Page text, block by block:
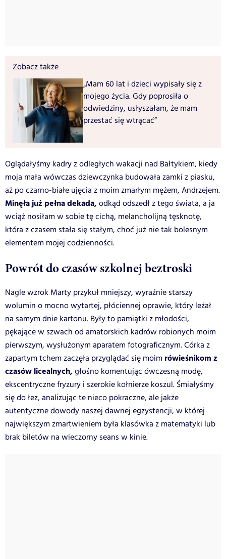
Zobacz także
„Mam 60 lat i dzieci wypisały się z
mojego życia. Gdy poprosiła o
odwiedziny, usłyszałam, że mam
przestać się wtrącać”
Oglądałyśmy kadry z odległych wakacji nad Bałtykiem, kiedy
moja mała wówczas dziewczynka budowała zamki z piasku,
aż po czarno-białe ujęcia z moim zmarłym mężem, Andrzejem.
Minęła już pełna dekada, odkąd odszedł z tego świata, a ja
wciąż nosiłam w sobie tę cichą, melancholijną tęsknotę,
która z czasem stała się stałym, choć już nie tak bolesnym
elementem mojej codzienności.
Powrót do czasów szkolnej beztroski
Nagle wzrok Marty przykuł mniejszy, wyraźnie starszy
wolumin o mocno wytartej, płóciennej oprawie, który leżał
na samym dnie kartonu. Były to pamiątki z młodości,
pękające w szwach od amatorskich kadrów robionych moim
pierwszym, wysłużonym aparatem fotograficznym. Córka z
zapartym tchem zaczęła przyglądać się moim rówieśnikom z
czasów licealnych, głośno komentując ówczesną modę,
ekscentryczne fryzury i szerokie kołnierze koszul. Śmiałyśmy
się do łez, analizując te nieco pokraczne, ale jakże
autentyczne dowody naszej dawnej egzystencji, w której
największym zmartwieniem była klasówka z matematyki lub
brak biletów na wieczorny seans w kinie.